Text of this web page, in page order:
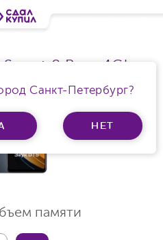
Санкт-Петербург?
НЕТ
8 Ram 4Gb
памяти